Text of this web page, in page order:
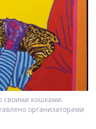
своими кошками.
организаторами